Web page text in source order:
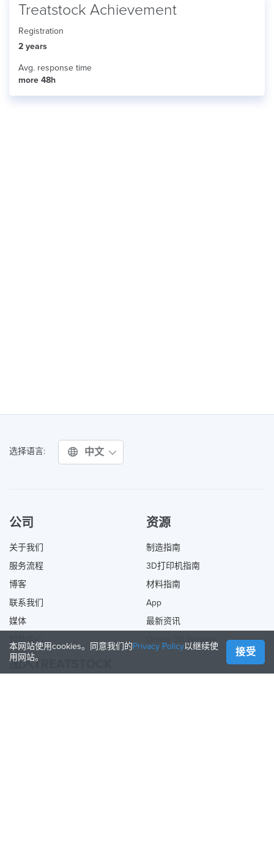
Treatstock Achievement
Registration
2 years
Avg. response time
more 48h
选择语言: 中文
公司
关于我们
服务流程
博客
联系我们
媒体
帮助中心
资源
制造指南
3D打印机指南
材料指南
App
最新资讯
Online 3D Printing
加入TREATSTOCK
本网站使用cookies。同意我们的Privacy Policy以继续使
用网站。
接受